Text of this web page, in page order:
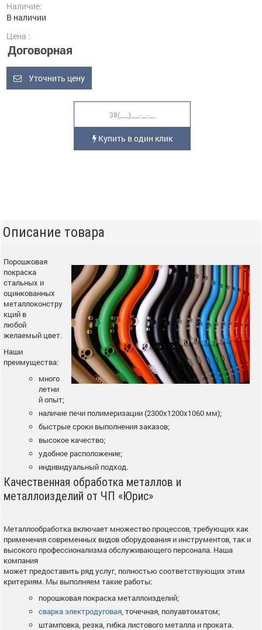
Наличие:
В наличии
Цена :
Договорная
Уточнить цену
Купить в один клик
Описание товара
Порошковая
покраска
стальных и
оцинкованных
металлоконстру
кций в
любой
желаемый цвет.
Наши
преимущества:
много
летни
й опыт;
наличие печи полимеризации (2300х1200х1060 мм);
быстрые сроки выполнения заказов;
высокое качество;
удобное расположение;
индивидуальный подход.
Качественная обработка металлов и
металлоизделий от ЧП «Юрис»
Металлообработка включает множество процессов, требующих как
применения современных видов оборудования и инструментов, так и
высокого профессионализма обслуживающего персонала. Наша
компания
может предоставить ряд услуг, полностью соответствующих этим
критериям. Мы выполняем такие работы:
порошковая покраска металлоизделий;
сварка электродуговая, точечная, полуавтоматом;
штамповка, резка, гибка листового металла и проката.